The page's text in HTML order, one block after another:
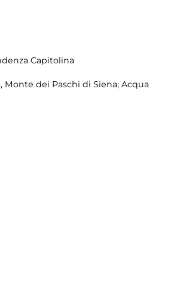
Capitolina
Monte dei Paschi di Siena; Acqua